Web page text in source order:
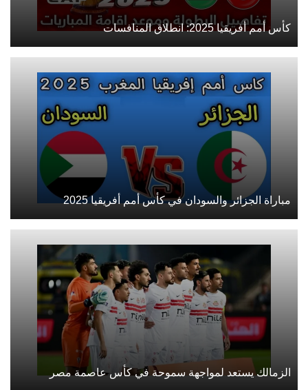
كأس أمم أفريقيا 2025: انطلاق المنافسات
مباراة الجزائر والسودان في كأس أمم أفريقيا 2025
الزمالك يستعد لمواجهة سموحة في كأس عاصمة مصر